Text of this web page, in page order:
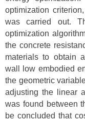
optimization
was carried out.
optimization
the concrete
materials to obtain
wall low embodied
the geometric
adjusting the linear
was found between
be concluded that